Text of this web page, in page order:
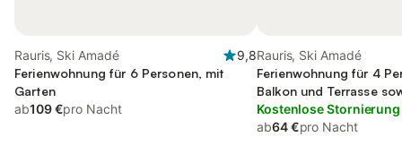
Rauris, Ski Amadé
9,8
Ferienwohnung für 6 Personen, mit
Garten
ab109 €pro Nacht
Rauris, Ski Amadé
Ferienwohnung für 4
Balkon und Terrasse
Sauna
Kostenlose Stornierung
ab64 €pro Nacht